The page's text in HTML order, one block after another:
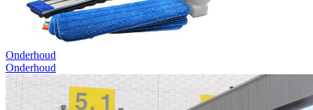
Onderhoud
Onderhoud